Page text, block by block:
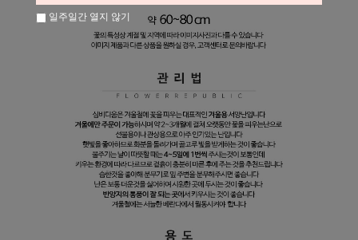
일주일간 열지 않기